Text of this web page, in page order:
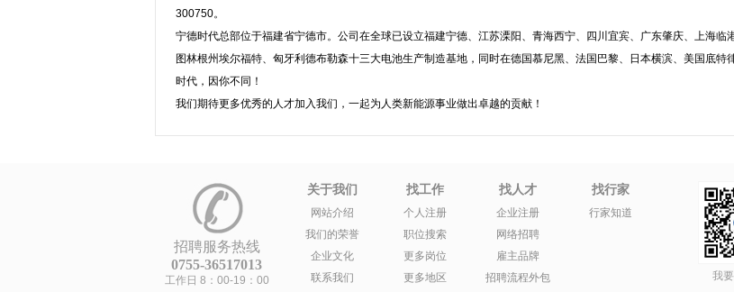
300750。
宁德时代总部位于福建省宁德市。公司在全球已设立福建宁德、江苏溧阳、青海西宁、四川宜宾、广东肇庆、上海
图林根州埃尔福特、匈牙利德布勒森十三大电池生产制造基地，同时在德国慕尼黑、法国巴黎、日本横滨、美国底特
时代，因你不同！
我们期待更多优秀的人才加入我们，一起为人类新能源事业做出卓越的贡献！
招聘服务热线
0755-36517013
工作日 8：00-19：00
关于我们
网站介绍
我们的荣誉
企业文化
联系我们
找工作
个人注册
职位搜索
更多岗位
更多地区
找人才
企业注册
网络招聘
雇主品牌
招聘流程外包
找行家
行家知道
我